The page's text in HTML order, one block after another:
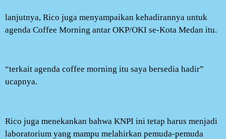
lanjutnya, Rico juga menyampaikan kehadirannya untuk
agenda Coffee Morning antar OKP/OKI se-Kota Medan itu.
“terkait agenda coffee morning itu saya bersedia hadir”
ucapnya.
Rico juga menekankan bahwa KNPI ini tetap harus menjadi
laboratorium yang mampu melahirkan pemuda-pemuda